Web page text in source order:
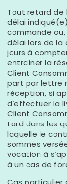
Tout retard de
délai
commande
délai lors de la
jours à
entraîner la
Client
part par lettre
réception, si
d’effectuer la
Client
tard dans les
laquelle le
sommes
vocation à
à un cas de
Cas particulier